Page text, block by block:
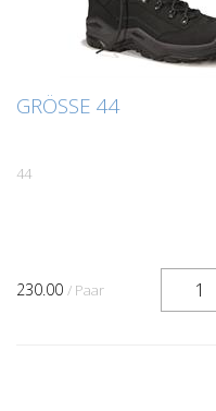
GRÖSSE 44
44
230.00 / Paar